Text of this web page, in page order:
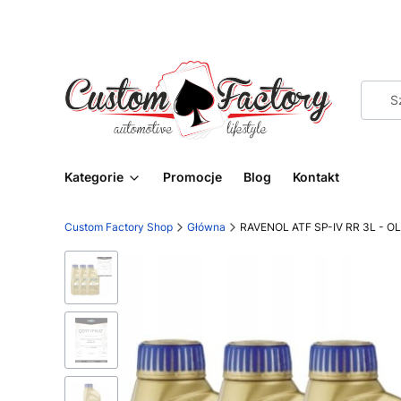
Kategorie Promocje Blog Kontakt
Custom Factory Shop Główna RAVENOL ATF SP-IV RR 3L -